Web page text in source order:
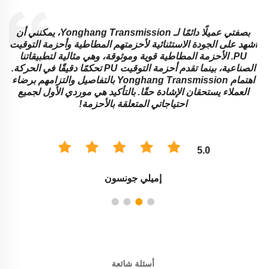
بصفتي عميلًا دائمًا لـ Yonghang Transmission، يمكنني أن
أشهد على الجودة الاستثنائية لأحزمتهم المطاطية وأحزمة التوقيت
PU. الأحزمة المطاطية قوية وموثوقة، وهي مثالية لتطبيقاتنا
الصناعية، بينما تقدم أحزمة التوقيت PU تحكمًا دقيقًا في الحركة.
اهتمام Yonghang Transmission بالتفاصيل والتزامهم برضاء
العملاء يستحقان الإشادة حقًا. بالتأكيد هي موردي الأول لجميع
احتياجاتي المتعلقة بالأحزمة!
5.0
إميلي جونسون
أسئلة شائعة